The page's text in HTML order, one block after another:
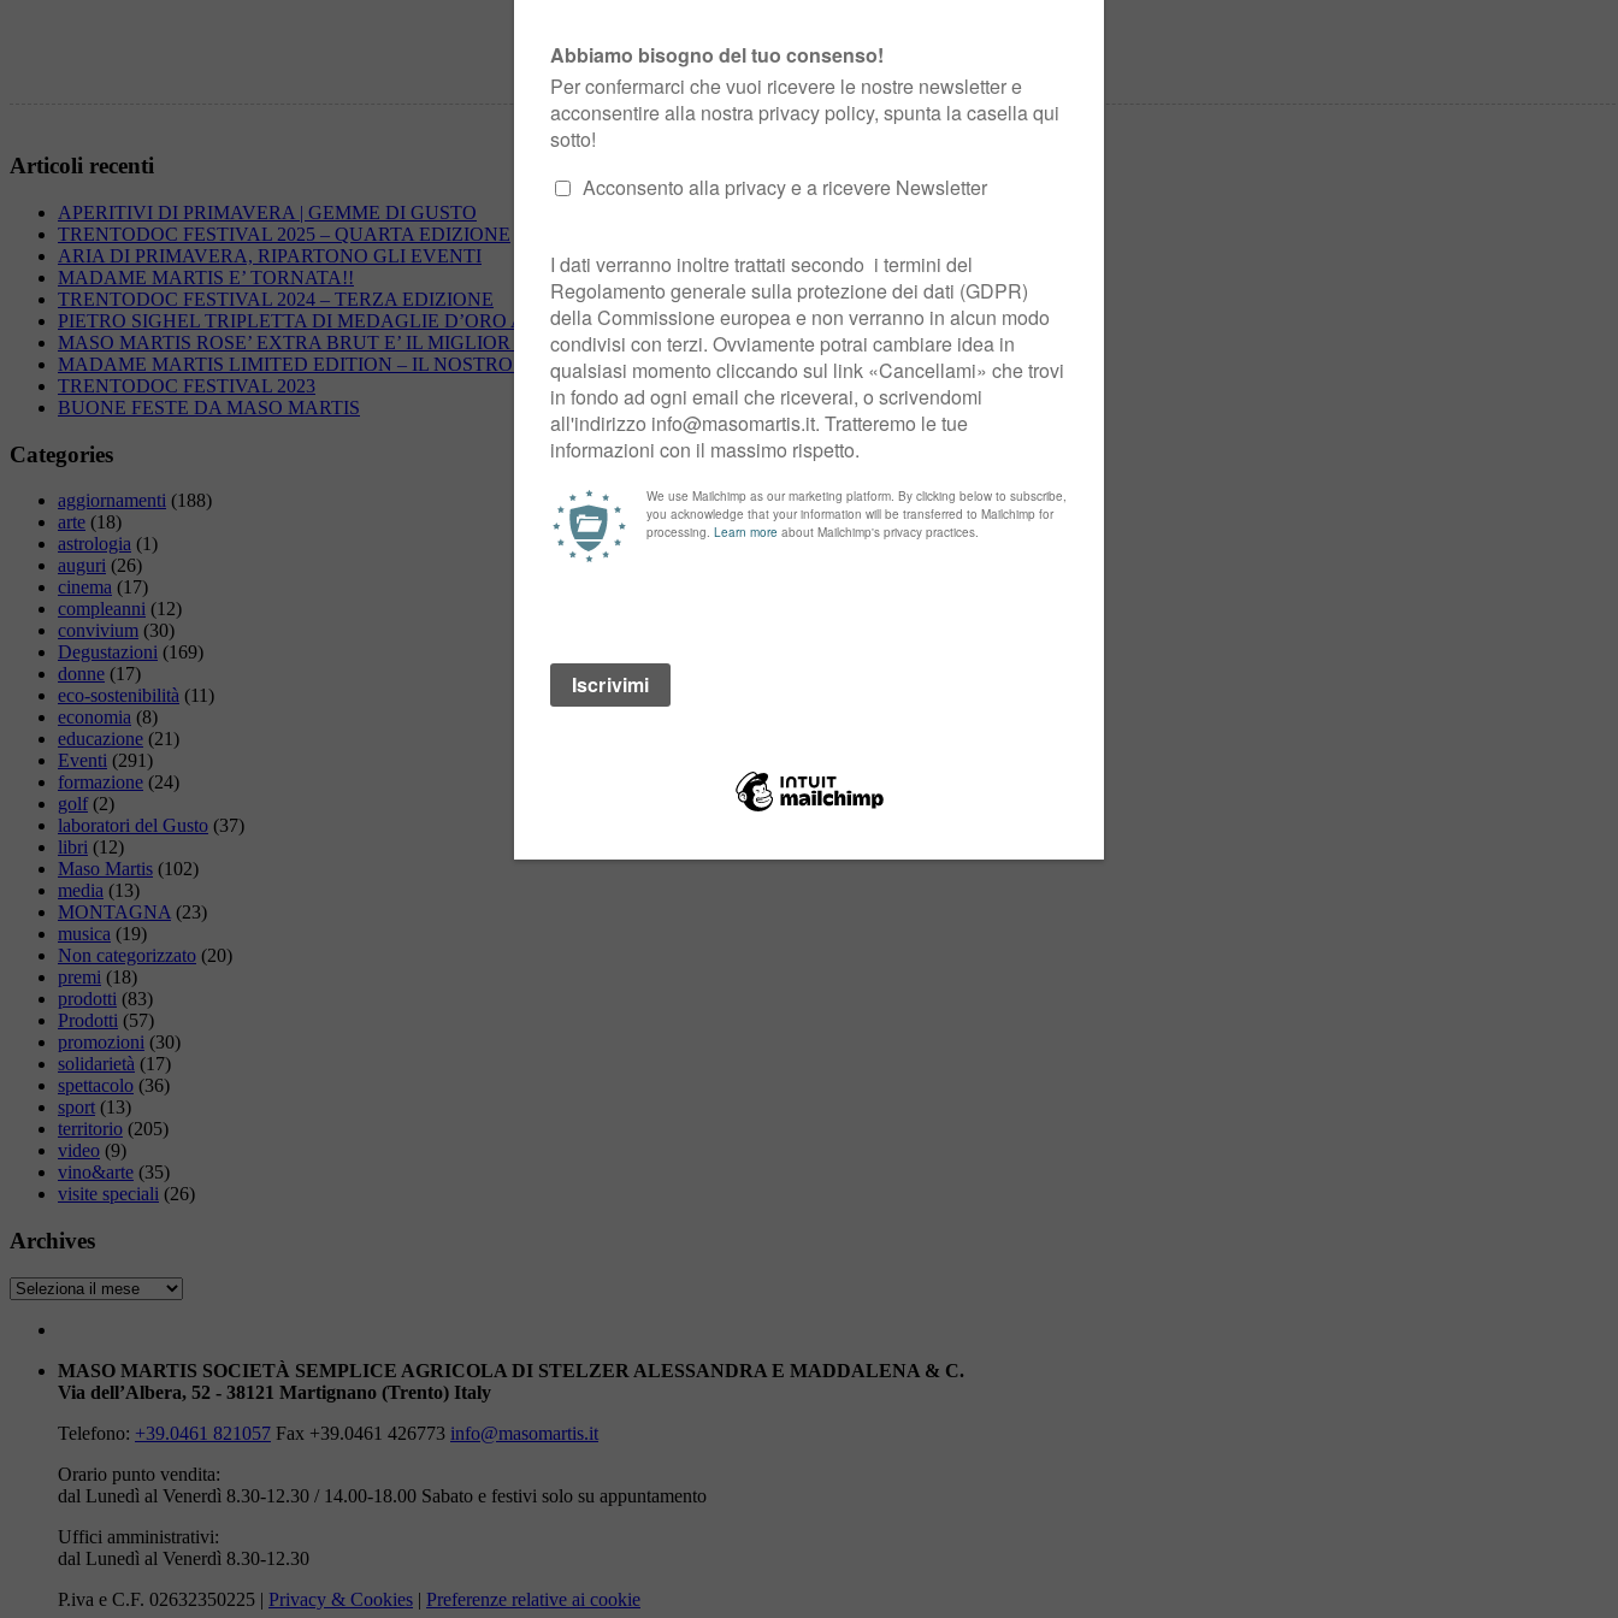
Articoli recenti
APERITIVI DI PRIMAVERA | GEMME DI GUSTO
TRENTODOC FESTIVAL 2025 – QUARTA EDIZIONE
ARIA DI PRIMAVERA, RIPARTONO GLI EVENTI
MADAME MARTIS E’ TORNATA!!
TRENTODOC FESTIVAL 2024 – TERZA EDIZIONE
PIETRO SIGHEL TRIPLETTA DI MEDAGLIE D’ORO AGLI EUROPEI
MASO MARTIS ROSE’ EXTRA BRUT E’ IL MIGLIOR ROSE’ AL MONDO
MADAME MARTIS LIMITED EDITION – IL NOSTRO GRANDE PROGETTO
TRENTODOC FESTIVAL 2023
BUONE FESTE DA MASO MARTIS
Categories
aggiornamenti (188)
arte (18)
astrologia (1)
auguri (26)
cinema (17)
compleanni (12)
convivium (30)
Degustazioni (169)
donne (17)
eco-sostenibilità (11)
economia (8)
educazione (21)
Eventi (291)
formazione (24)
golf(2)
laboratori del Gusto (37)
libri (12)
Maso Martis (102)
media (13)
MONTAGNA (23)
musica (19)
Non categorizzato (20)
premi (18)
prodotti (83)
Prodotti (57)
promozioni (30)
solidarietà (17)
spettacolo (36)
sport (13)
territorio (205)
video (9)
vino&arte (35)
visite speciali (26)
Archives
Archives
MASO MARTIS SOCIETÀ SEMPLICE AGRICOLA DI STELZER ALESSANDRA E MADDALENA & C.
Via dell’Albera, 52 - 38121 Martignano (Trento) Italy
Telefono: +39.0461 821057 Fax +39.0461 426773 info@masomartis.it
Orario punto vendita:
dal Lunedì al Venerdì 8.30-12.30 / 14.00-18.00 Sabato e festivi solo su appuntamento
Uffici amministrativi:
dal Lunedì al Venerdì 8.30-12.30
P.iva e C.F. 02632350225 | Privacy & Cookies | Preferenze relative ai cookie